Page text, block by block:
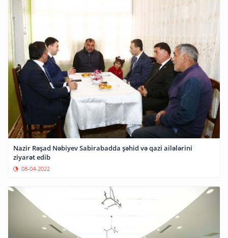
Nazir Rəşad Nəbiyev Sabirabadda şəhid və qazi ailələrini
ziyarət edib
08-04-2022